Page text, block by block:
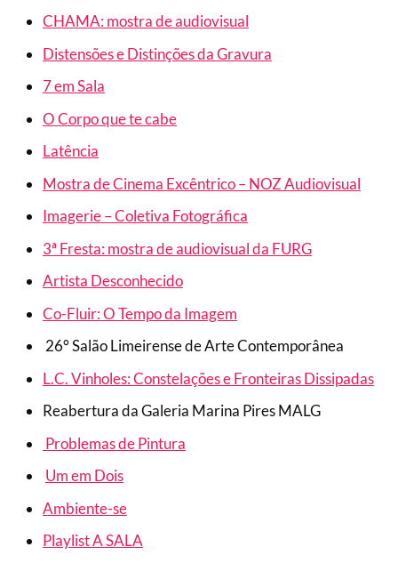
CHAMA: mostra de audiovisual
Distensões e Distinções da Gravura
7 em Sala
O Corpo que te cabe
Latência
Mostra de Cinema Excêntrico – NOZ Audiovisual
Imagerie – Coletiva Fotográfica
3ª Fresta: mostra de audiovisual da FURG
Artista Desconhecido
Co-Fluir: O Tempo da Imagem
26° Salão Limeirense de Arte Contemporânea
L.C. Vinholes: Constelações e Fronteiras Dissipadas
Reabertura da Galeria Marina Pires MALG
Problemas de Pintura
Um em Dois
Ambiente-se
Playlist A SALA